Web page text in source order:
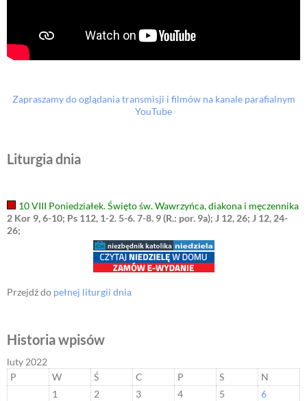
Zapraszamy do oglądania transmisji i filmów na kanale parafialnym
YouTube
Liturgia dnia
10 VIII Poniedziałek. Święto św. Wawrzyńca, diakona i męczennika
2 Kor 9, 6-10; Ps 112, 1-2. 5-6. 7-8. 9 (R.: por. 9a); J 12, 26; J 12, 24-
26;
Przejdź do pełnej liturgii dnia
Historia wpisów
luty 2022
P
W Ś C P S
N
1
2 3 4 5
6